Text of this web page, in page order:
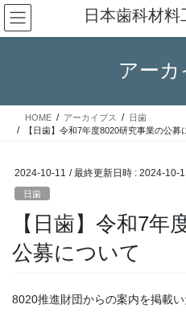
コ
ン
テ
ス
ナ
ビ
ゲ
ン
日本歯科材
アーカ
HOME アーカイブス
日歯
【日歯】令和7年度8020研究事業の公募
2024-10-11 / 最終更新日時 : 2024-10-
日歯
【日歯】令和7年
公募について
8020推進財団からの案内を掲載